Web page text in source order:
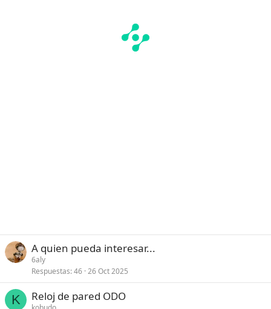
A quien pueda interesar...
6aly
Respuestas 46 26 Oct 2025
K Reloj de pared ODO